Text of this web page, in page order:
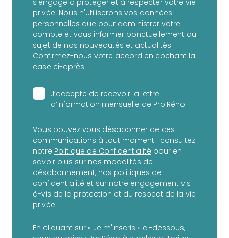
s'engage à protéger et à respecter votre vie
privée. Nous n'utiliserons vos données
personnelles que pour administrer votre
compte et vous informer ponctuellement au
sujet de nos nouveautés et actualités.
Confirmez-nous votre accord en cochant la
case ci-après :
J’accepte de recevoir la lettre
d’information mensuelle de Pro'Réno
Vous pouvez vous désabonner de ces
communications à tout moment : consultez
notre Politique de Confidentialité pour en
savoir plus sur nos modalités de
désabonnement, nos politiques de
confidentialité et sur notre engagement vis-
à-vis de la protection et du respect de la vie
privée.
En cliquant sur « Je m'inscris » ci-dessous,